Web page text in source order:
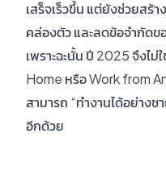
เสร็จเร็วขึ้น แต่ยังช่วยสร้
คล่องตัว และลดข้อจำกัดข
เพราะฉะนั้น ปี 2025 จึงไ
Home หรือ Work from
สามารถ “ทำงานได้อย่าง
อีกด้วย